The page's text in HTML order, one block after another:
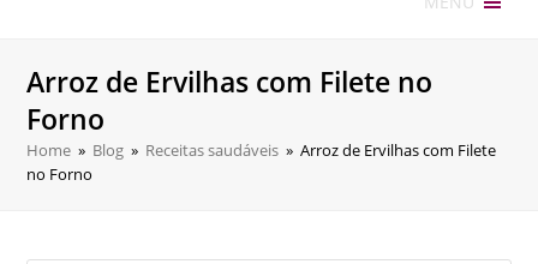
Arroz de Ervilhas com Filete no
Forno
Home » Blog » Receitas saudáveis » Arroz de Ervilhas com Filete
no Forno